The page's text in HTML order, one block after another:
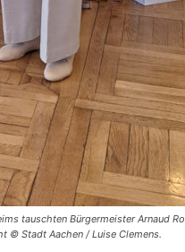
tauschten Bürgermeister Arnaud
© Stadt Aachen / Luise Clemens.